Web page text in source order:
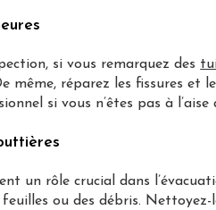
si vous remarquez des
même, réparez les fissures et
si vous n’êtes pas à l’aise
un rôle crucial dans
ou des débris.